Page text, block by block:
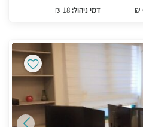
דמי ניהול: 18 ₪